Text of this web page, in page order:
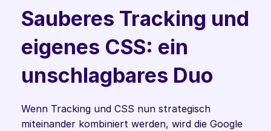
Sauberes Tracking und
eigenes CSS: ein
unschlagbares Duo
Wenn Tracking und CSS nun strategisch
miteinander kombiniert werden, wird die Google